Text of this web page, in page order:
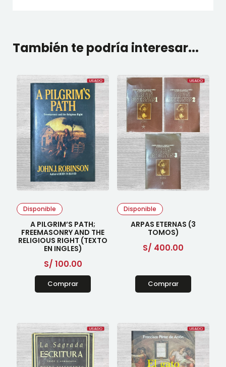
También te podría interesar...
Disponible
A PILGRIM’S PATH;
FREEMASONRY AND THE
RELIGIOUS RIGHT (TEXTO
EN INGLES)
S/ 100.00
Comprar
Disponible
ARPAS ETERNAS (3
TOMOS)
S/ 400.00
Comprar